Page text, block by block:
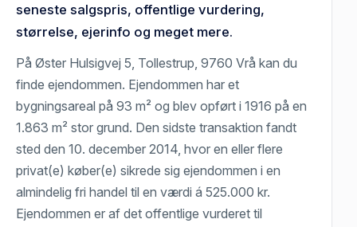
seneste salgspris, offentlige vurdering,
størrelse, ejerinfo og meget mere.
På Øster Hulsigvej 5, Tollestrup, 9760 Vrå kan du
finde ejendommen. Ejendommen har et
bygningsareal på 93 m² og blev opført i 1916 på en
1.863 m² stor grund. Den sidste transaktion fandt
sted den 10. december 2014, hvor en eller flere
privat(e) køber(e) sikrede sig ejendommen i en
almindelig fri handel til en værdi á 525.000 kr.
Ejendommen er af det offentlige vurderet til